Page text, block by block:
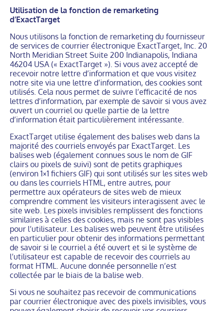
Utilisation de la fonction de remarketing
d’ExactTarget
Nous utilisons la fonction de remarketing du fournisseur
de services de courrier électronique ExactTarget, Inc. 20
North Meridian Street Suite 200 Indianapolis, Indiana
46204 USA (« ExactTarget »). Si vous avez accepté de
recevoir notre lettre d’information et que vous visitez
notre site via une lettre d’information, des cookies sont
utilisés. Cela nous permet de suivre l’efficacité de nos
lettres d’information, par exemple de savoir si vous avez
ouvert un courriel ou quelle partie de la lettre
d’information était particulièrement intéressante.
ExactTarget utilise également des balises web dans la
majorité des courriels envoyés par ExactTarget. Les
balises web (également connues sous le nom de GIF
clairs ou pixels de suivi) sont de petits graphiques
(environ 1×1 fichiers GIF) qui sont utilisés sur les sites web
ou dans les courriels HTML, entre autres, pour
permettre aux opérateurs de sites web de mieux
comprendre comment les visiteurs interagissent avec le
site web. Les pixels invisibles remplissent des fonctions
similaires à celles des cookies, mais ne sont pas visibles
pour l’utilisateur. Les balises web peuvent être utilisées
en particulier pour obtenir des informations permettant
de savoir si le courriel a été ouvert et si le système de
l’utilisateur est capable de recevoir des courriels au
format HTML. Aucune donnée personnelle n’est
collectée par le biais de la balise web.
Si vous ne souhaitez pas recevoir de communications
par courrier électronique avec des pixels invisibles, vous